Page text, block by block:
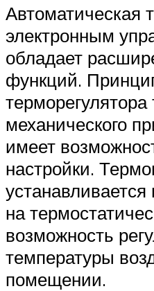
Автоматическая
электронным
обладает
функций.
терморегулятора
механического
имеет
настройки.
на
возможность
температуры
помещении.